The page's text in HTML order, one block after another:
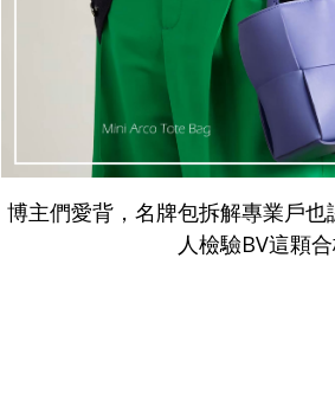
博主們愛背，名牌包拆解專業戶也
人檢驗BV這顆